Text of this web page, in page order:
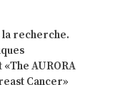
la recherche.
AURORA
Cancer»